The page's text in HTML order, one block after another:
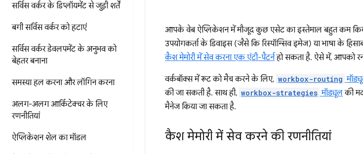
सर्विस वर्कर के डिप्लॉयमेंट से जुड़ी शर्तें
बगी सर्विस वर्कर को हटाएं
सर्विस वर्कर डेवलपमेंट के अनुभव को
बेहतर बनाना
समस्या हल करना और लॉगिन करना
अलग-अलग आर्किटेक्चर के लिए
रणनीतियां
ऐप्लिकेशन शेल का मॉडल
आपके वेब ऐप्लिकेशन में मौजूद कुछ एसेट का इस्तेमाल बहुत कम
उपयोगकर्ता के डिवाइस (जैसे कि रिस्पॉन्सिव इमेज) या भाषा के
कैश मेमोरी में सेव करना एक एंटी-पैटर्नहो सकता है. ऐसे में, आपको
वर्कबॉक्स में रूट को मैच करने के लिए, workbox-routing
की जा सकती है. साथ ही, workbox-strategies मॉड्यूलकी
मैनेज किया जा सकता है.
कैश मेमोरी में सेव करने की रणनीतियां